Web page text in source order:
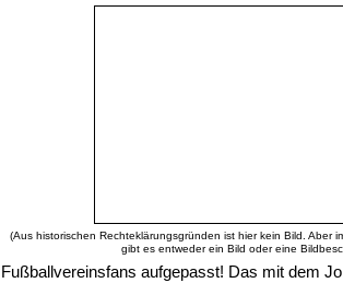
(Aus historischen Rechteklärungsgründen ist hier kein Bild. Aber
gibt es entweder ein Bild oder eine
Fußballvereinsfans aufgepasst! Das mit dem